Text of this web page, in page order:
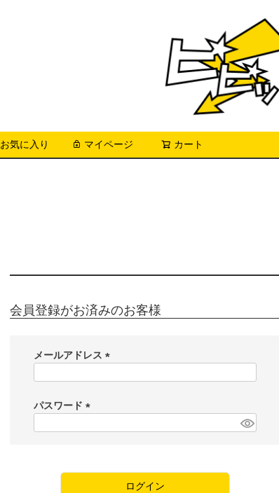
お気に入り マイページ カート
会員登録がお済みのお客様
メールアドレス
)
パスワード
ログイン